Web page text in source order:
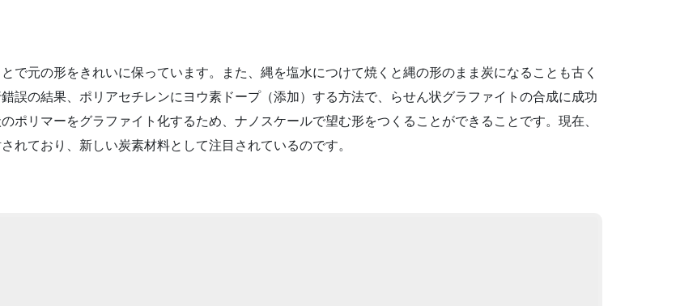
で元の形をきれいに保っています。また、縄を塩水につけて焼くと縄の形のまま炭になることも古く
誤の結果、ポリアセチレンにヨウ素ドープ（添加）する方法で、らせん状グラファイトの合成に成功
ポリマーをグラファイト化するため、ナノスケールで望む形をつくることができることです。現在、
れており、新しい炭素材料として注目されているのです。